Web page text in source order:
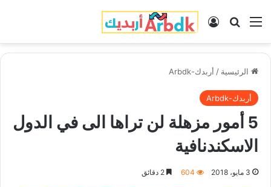
القائمة بحث عنتسجيل الدخول
الرئيسية / أربدك-Arbdk
أربدك-Arbdk
5 أمور مزهلة لن تراها الى في الدول
الاسكندنافية
3 مايو، 2018 604